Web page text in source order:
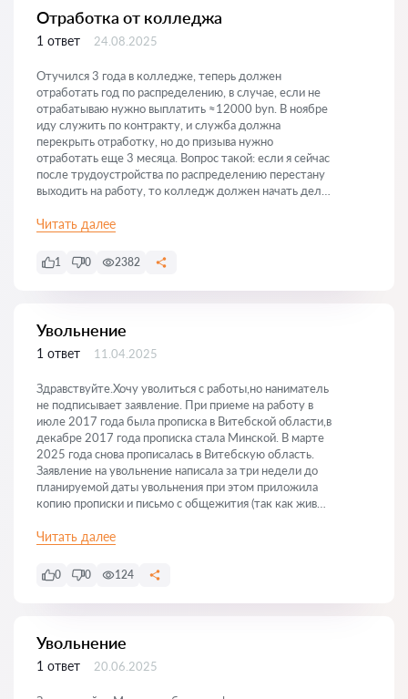
Отработка от колледжа
1 ответ 24.08.2025
Отучился 3 года в колледже, теперь должен
отработать год по распределению, в случае, если не
отрабатываю нужно выплатить ≈12000 byn. В ноябре
иду служить по контракту, и служба должна
перекрыть отработку, но до призыва нужно
отработать еще 3 месяца. Вопрос такой: если я сейчас
после трудоустройства по распределению перестану
выходить на работу, то колледж должен начать дело
3000р за эти 3 месяца, которые я должен ходить до
отработки?
Читать далее
1 0 2382
Увольнение
1 ответ 11.04.2025
Здравствуйте.Хочу уволиться с работы,но наниматель
не подписывает заявление. При приеме на работу в
июле 2017 года была прописка в Витебской области,в
декабре 2017 года прописка стала Минской. В марте
2025 года снова прописалась в Витебскую область.
Заявление на увольнение написала за три недели до
планируемой даты увольнения при этом приложила
копию прописки и письмо с общежития (так как живу
после моего увольнения.В заявлении сослалась на
наниматель обязан досрочно расторгнуть договор в
связи со сменой места жительства.Правомерно ли
поступает наниматель не увольняя меня?
Читать далее
0 0 124
Увольнение
1 ответ 20.06.2025